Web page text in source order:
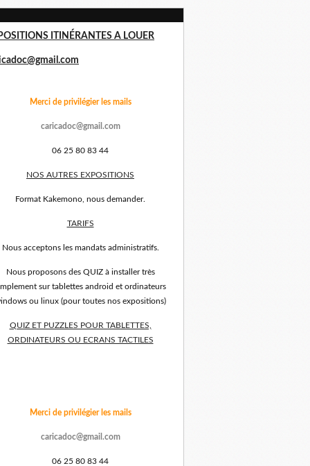
ITINÉRANTES A LOUER
Merci de privilégier les mails
caricadoc@gmail.com
06 25 80 83 44
NOS AUTRES EXPOSITIONS
Format Kakemono, nous demander.
TARIFS
Nous acceptons les mandats administratifs.
Nous proposons des QUIZ à installer très
sur tablettes android et ordinateurs
ou linux (pour toutes nos expositions)
QUIZ ET PUZZLES POUR TABLETTES,
ORDINATEURS OU ECRANS TACTILES
Merci de privilégier les mails
caricadoc@gmail.com
06 25 80 83 44